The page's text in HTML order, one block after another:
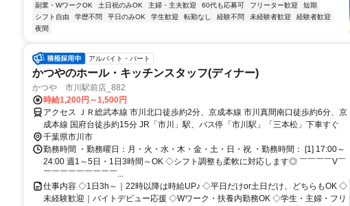
副業・WワークOK
土日祝のみOK 主婦・主夫歓迎 60代も応募可 フリーター歓迎
短期
シフト自由
学歴不問 平日のみOK 学生歓迎 転勤なし 経験不問 未経験者歓迎
経験者歓迎
夜間
アルバイト・パート
かつやのホール・キッチンスタッフ(ディナー)
かつや 市川駅前店_882
時給1,200円～1,500円
アクセス ＪＲ総武本線 市川北口徒歩約2分、京成本線 市川真間南口徒歩約6分、京
成本線 国府台徒歩約15分 JR「市川」駅、バス停「市川駅」「三本松」下車すぐ
千葉県市川市
勤務時間 ・勤務曜日：月・火・水・木・金・土・日・祝 ・勤務時間： [1] 17:00～
24:00 週1～5日・1日3時間～OK ◇シフト調整も柔軟に対応します◎ ￣￣￣￣V￣
￣￣￣￣￣￣￣￣￣...
仕事内容 ◇1日3h～｜22時以降は時給UP♪ ◇平日だけor土日だけ、どちらもOK ◇
未経験歓迎｜バイトデビュー応援 ◇Wワーク・扶養内勤務OK ◇学生・主婦・フリ